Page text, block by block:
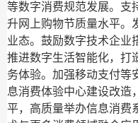
等数字消费规范发展。支
升网上购物节质量水平。
业态。鼓励数字技术企业
推进数字生活智能化，打
务体验。加强移动支付等
息消费体验中心建设改造
平，高质量举办信息消费